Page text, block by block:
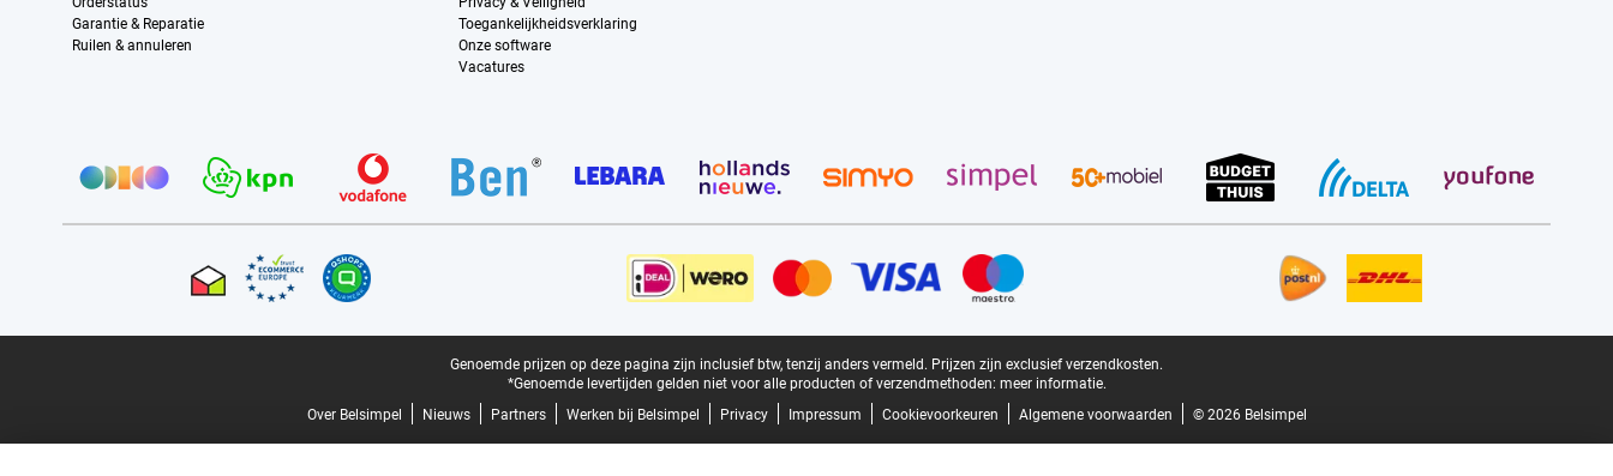
Garantie & Reparatie
Ruilen & annuleren
Toegankelijkheidsverklaring
Onze software
Vacatures
Genoemde prijzen op deze pagina zijn inclusief btw, tenzij anders vermeld. Prijzen zijn exclusief verzendkosten.
*Genoemde levertijden gelden niet voor alle producten of verzendmethoden: meer informatie.
Over Belsimpel
Nieuws Partners Werken bij Belsimpel Privacy Impressum Cookievoorkeuren Algemene voorwaarden © 2026 Belsimpel